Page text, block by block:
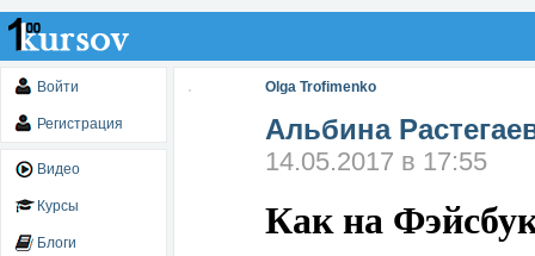
Войти
Регистрация
Видео
Курсы
Блоги
Olga Trofimenko
Альбина
14.05.2017 в 17:55
Как на